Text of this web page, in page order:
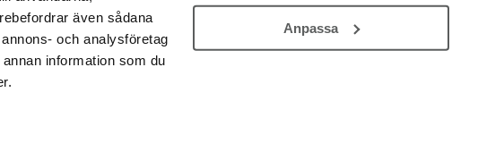
även sådana
och analysföretag
information som du
Anpassa
Group